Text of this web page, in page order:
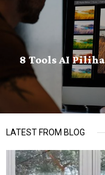
8 Tools AI
LATEST FROM BLOG